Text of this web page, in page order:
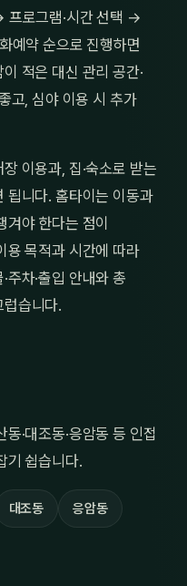
프로그램·시간 선택 →
예약 순으로 진행하면
적은 대신 관리 공간·
고, 심야 이용 시 추가
이용과, 집·숙소로 받는
됩니다. 홈타이는 이동과
야 한다는 점이
용 목적과 시간에 따라
주차·출입 안내와 총
습니다.
·대조동·응암동 등 인접
기 쉽습니다.
대조동 응암동